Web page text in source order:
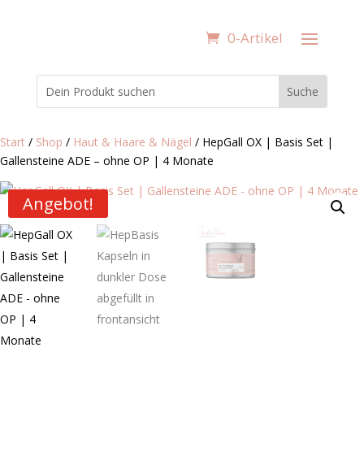
0-Artikel
Start / Shop / Haut & Haare & Nägel / HepGall OX | Basis Set |
Gallensteine ADE – ohne OP | 4 Monate
Angebot!